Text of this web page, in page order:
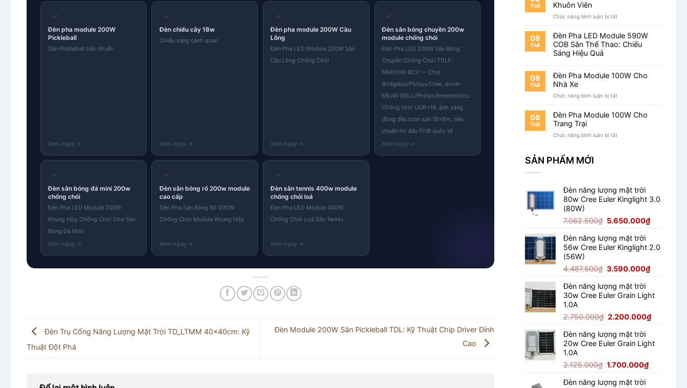
✓
Đèn pha module 200W
Pickleball
Sân Pickleball tiêu chuẩn
✓
Đèn chiếu cây 18w
Chiếu sáng cảnh quan
✓
Đèn pha module 200W Cầu
Lông
Đèn Pha LED Module 200W Sân
Cầu Lông Chống Chói
✓
Đèn sân bóng chuyền 200w
module chống chói
Đèn Pha LED 200W Sân Bóng
Chuyền Chống Chói TDLF-
MKH200-BCV — Chip
Bridgelux/Philips/Cree, driver
MEAN WELL/Philips/Inventronics.
Chống chói UGR<19, ánh sáng
đồng đều toàn sân 18×9m, tiêu
chuẩn thi đấu FIVB quốc tế
✓
Đèn sân bóng đá mini 200w
chống chói
Đèn Pha LED Module 200W
Khung Hộp Chống Chói Cho Sân
Bóng Đá Mini
✓
Đèn sân bóng rổ 200w module
cao cấp
Đèn Pha Sân Bóng Rổ 200W
Chống Chói Module Khung Hộp
✓
Đèn sân tennis 400w module
chống chói loá
Đèn Pha LED Module 400W
Chống Chói Loá Sân Tennis
Đèn Trụ Cổng Năng Lượng Mặt Trời TD_LTMM 40x40cm: Kỹ
Thuật Đột Phá
Đèn Module 200W Sân Pickleball TDL: Kỹ Thuật Chip Driver Đỉnh
Cao
Học
Th8
Khuôn Viên
Chức năng bình luận bị tắt
Pha
Module
100W
Viên
08
Th8
Đèn Pha LED Module 590W
COB Sân Thể Thao: Chiếu
Sáng Hiệu Quả
08
Th8
Đèn Pha Module 100W Cho
Nhà Xe
Chức năng bình luận bị tắt
Pha
Module
08
Th8
Đèn Pha Module 100W Cho
Trang Trại
Chức năng bình luận bị tắt
Trại
SẢN PHẨM MỚI
Đèn năng lượng mặt trời
80w Cree Euler Kinglight 3.0
(80W)
7.062.500₫ Giá
là:
7.062.500₫.
5.650.000₫Giá
là:
Đèn năng lượng mặt trời
56w Cree Euler Kinglight 2.0
(56W)
4.487.500₫ Giá
là:
4.487.500₫.
3.590.000₫Giá
là:
Đèn năng lượng mặt trời
30w Cree Euler Grain Light
1.0A
2.750.000₫ Giá
là:
2.750.000₫.
2.200.000₫Giá
là:
Đèn năng lượng mặt trời
20w Cree Euler Grain Light
1.0A
2.125.000₫ Giá
là:
1.700.000₫Giá
Đèn năng lượng mặt trời